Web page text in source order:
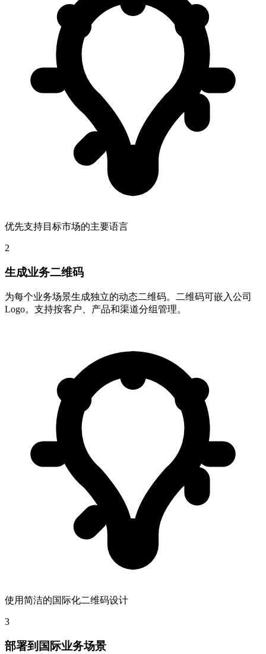
优先支持目标市场的主要语言
2
生成业务二维码
为每个业务场景生成独立的动态二维码。二维码可嵌入公司
Logo。支持按客户、产品和渠道分组管理。
使用简洁的国际化二维码设计
3
部署到国际业务场景